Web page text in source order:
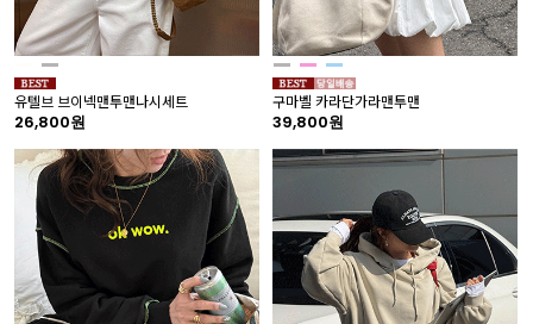
유텔브 브이넥맨투맨나시세트
26,800원
구마벨 카라단가라맨투맨
39,800원